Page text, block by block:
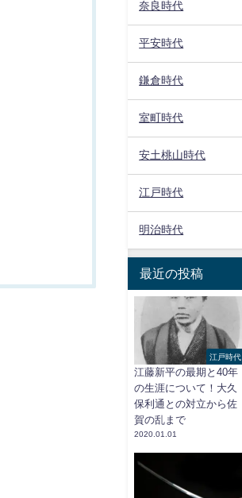
奈良時代
平安時代
鎌倉時代
室町時代
安土桃山時代
江戸時代
明治時代
最近の投稿
江戸時代
江藤新平の最期と40年
の生涯について！大久
保利通との対立から佐
賀の乱まで
2020.01.01